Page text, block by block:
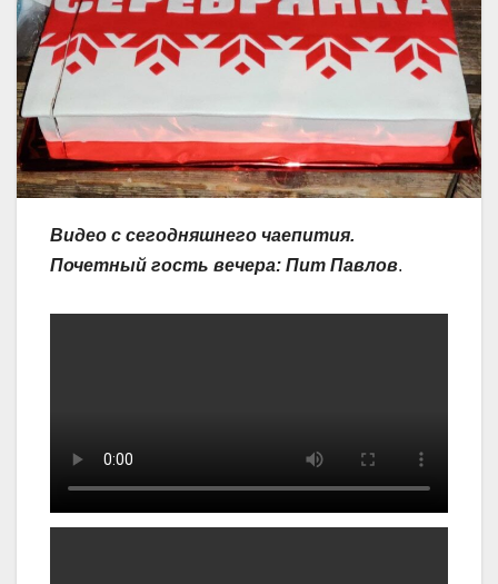
Видео с сегодняшнего чаепития.
Почетный гость вечера: Пит Павлов.